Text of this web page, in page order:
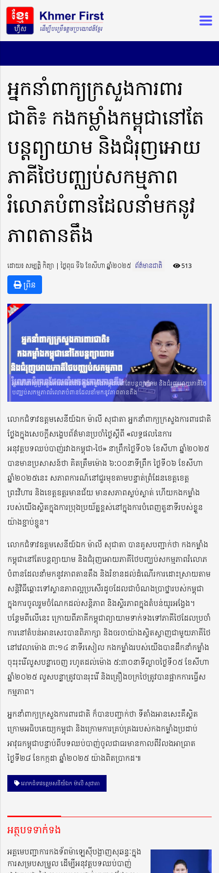
អ្នកនាំពាក្យក្រសួងការពារ
ជាតិ៖ កងកម្លាំងកម្ពុជានៅតែ
បន្តព្យាយាម និងជំរុញអោយ
ភាគីថៃបញ្ឈប់សកម្មភាព
រំលោភបំពានដែលនាំមកនូវ
ភាពតានតឹង
ដោយ៖ សម្បត្តិ កិត្យា ​​ | ថ្ងៃពុធ ទី៦ ខែសីហា ឆ្នាំ២០២៥ ព័ត៌មានជាតិ 513
ព្រីន
អ្នកនាំពាក្យក្រសួងការពារជាតិ៖ កងកម្លាំងកម្ពុជានៅតែបន្តព្យាយាម និងជំរុញអោយភាគីថៃ
បញ្ឈប់សកម្មភាពរំលោភបំពានដែលនាំមកនូវភាពតានតឹង
លោកជំទាវឧត្តមសេនីយ៍ឯក ម៉ាលី សុជាតា អ្នកនាំពាក្យក្រសួងការពារជាតិ
ថ្លែងក្នុងសេចក្តីសង្ខេបព័ត៌មានប្រចាំថ្ងៃស្តីពី «លទ្ធផលនៃការ
អនុវត្តបទឈប់បាញ់រវាងកម្ពុជា-ថៃ» នាព្រឹកថ្ងៃទី០៦ ខែសីហា ឆ្នាំ២០២៥
បានមានប្រសាសន៍ថា គិតត្រឹមម៉ោង ៦:០០នាទីព្រឹក ថ្ងៃទី០៦ ខែសីហា
ឆ្នាំ២០២៥នេះ សភាពការណ៍នៅជួរមុខតាមបន្ទាត់ព្រំដែនខេត្តខេត្ត
ព្រះវិហារ និងខេត្តឧត្តរមានជ័យ មានសភាពស្ងប់ស្ងាត់ ហើយកងកម្លាំង
របស់យើងស្ថិតក្នុងការប្រុងប្រយ័ត្នខ្ពស់នៅក្នុងការបំពេញតួនាទីរបស់ខ្លួន
យ៉ាងខ្ជាប់ខ្ជួន។
លោកជំទាវឧត្តមសេនីយ៍ឯក ម៉ាលី សុជាតា បានគូសបញ្ជាក់ថា កងកម្លាំង
កម្ពុជានៅតែបន្តព្យាយាម និងជំរុញអោយភាគីថៃបញ្ឈប់សកម្មភាពរំលោភ
បំពានដែលនាំមកនូវភាពតានតឹង និងរំខានដល់ដំណើរការដោះស្រាយតាម
សន្តិវិធីឆ្ពោះទៅស្ថានភាពល្អប្រសើរដូចដែលជាបំណងប្រាថ្នារបស់កម្ពុជា
ក្នុងការចូលរួមចំណែកដល់សន្តិភាព និងស្ថិរភាពក្នុងតំបន់យូរអង្វែង។
បន្ថែមពីលើនេះ ក្រោយពីភាគីកម្ពុជាព្យាយាមទាក់ទងទៅភាគីថៃដែលប្រចាំ
ការនៅតំបន់អានសេះបានពិភាក្សា និងចរចាយ៉ាងស្វិតស្វាញជាមួយភាគីថៃ
នៅវេលាម៉ោង ៣:១៤ នាទីរសៀល កងកម្លាំងរបស់យើងបានដឹកនាំកម្លាំង
ចុះរុះរើលួសបន្លាចេញ រហូតដល់ម៉ោង ៥:៣០នាទីល្ងាចថ្ងៃទី០៥ ខែសីហា
ឆ្នាំ២០២៥ លួសបន្លាត្រូវបានរុះរើ និងគ្រឿងចក្រថៃត្រូវបានផ្អាកការធ្វើស
កម្មភាព។
អ្នកនាំពាក្យក្រសួងការពារជាតិ ក៏បានបញ្ជាក់ថា ទីតាំងអានសេះគឺស្ថិត
ក្រោមអធិបតេយ្យកម្ពុជា និងក្រោមការគ្រប់គ្រងរបស់កងកម្លាំងប្រដាប់
អាវុធកម្ពុជាបន្ទាប់ពីបទឈប់បាញ់ចូលជាធរមានកាលពីរំលងអាធា្រត
ថ្ងៃទី២៨ ខែកក្កដា ឆ្នាំ២០២៥ យ៉ាងពិតប្រាកដ៕
លោកជំទាវឧត្ដមសនីយ៏ឯក ម៉ាលី សុជាតា
អត្ថបទទាក់ទង
អគ្គមេបញ្ជាការកងទ័ពម៉ាឡេស៊ីបង្ហាញសុឆន្ទៈក្នុង
ការសម្របសម្រួល ដើម្បីអនុវត្តបទឈប់បាញ់